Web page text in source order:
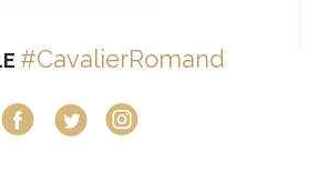
#CavalierRomand